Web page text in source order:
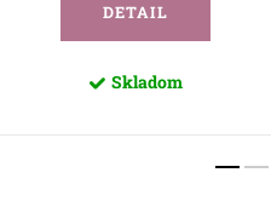
DETAIL
Skladom